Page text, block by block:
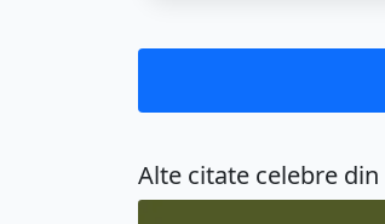
Alte citate celebre din